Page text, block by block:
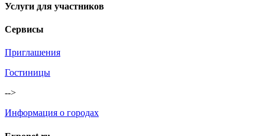
Услуги для участников
Сервисы
Приглашения
Гостиницы
-->
Информация о городах